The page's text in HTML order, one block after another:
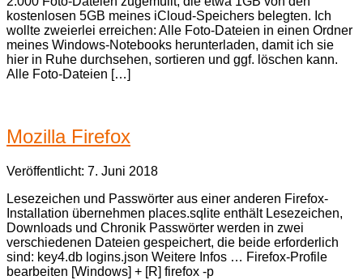
kostenlosen 5GB meines iCloud-Speichers belegten. Ich
wollte zweierlei erreichen: Alle Foto-Dateien in einen Ordner
meines Windows-Notebooks herunterladen, damit ich sie
hier in Ruhe durchsehen, sortieren und ggf. löschen kann.
Alle Foto-Dateien […]
Mozilla Firefox
Veröffentlicht: 7. Juni 2018
Lesezeichen und Passwörter aus einer anderen Firefox-
Installation übernehmen places.sqlite enthält Lesezeichen,
Downloads und Chronik Passwörter werden in zwei
verschiedenen Dateien gespeichert, die beide erforderlich
sind: key4.db logins.json Weitere Infos … Firefox-Profile
bearbeiten [Windows] + [R] firefox -p